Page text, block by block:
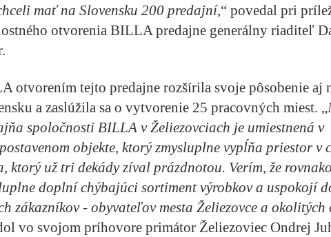
mať na Slovensku 200 predajní,“ povedal pri
otvorenia BILLA predajne generálny riaditeľ
otvorením tejto predajne rozšírila svoje pôsobenie aj
a zaslúžila sa o vytvorenie 25 pracovných miest. „
spoločnosti BILLA v Želiezovciach je umiestnená v
objekte, ktorý zmysluplne vypĺňa priestor v
ktorý už tri dekády zíval prázdnotou. Verím, že rovnako
doplní chýbajúci sortiment výrobkov a uspokojí
zákazníkov - obyvateľov mesta Želiezovce a okolitých
vo svojom príhovore primátor Želiezoviec Ondrej